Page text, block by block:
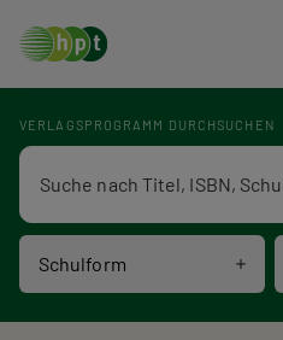
VERLAGSPROGRAMM DURCHSUCHEN
Schulform
Verlagsprogramm Volltextsuche